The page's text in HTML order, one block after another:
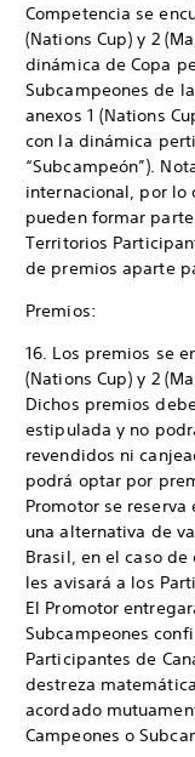
Competencia se
(Nations Cup) y 2
dinámica de Copa
Subcampeones de
anexos 1 (Nations
con la dinámica
“Subcampeón”).
internacional, por lo
pueden formar
Territorios
de premios aparte
Premios:
16. Los premios se
(Nations Cup) y 2
Dichos premios
estipulada y no
revendidos ni
podrá optar por
Promotor se
una alternativa de
Brasil, en el caso
les avisará a los
El Promotor
Subcampeones
Participantes de
destreza
acordado
Campeones o